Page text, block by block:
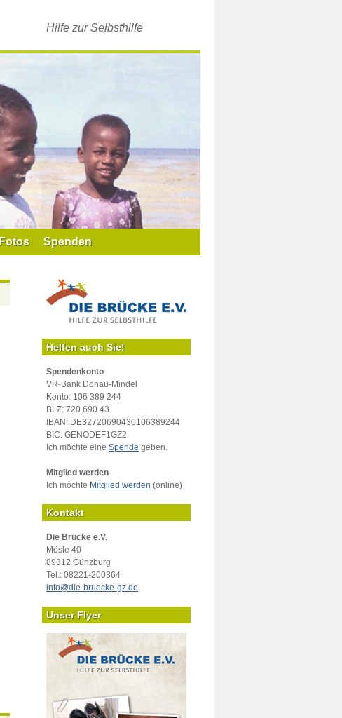
Hilfe zur Selbsthilfe
Fotos Spenden
Helfen auch Sie!
Spendenkonto
VR-Bank Donau-Mindel
Konto: 106 389 244
BLZ: 720 690 43
IBAN: DE32720690430106389244
BIC: GENODEF1GZ2
Ich möchte eine Spende geben.
Mitglied werden
Ich möchte Mitglied werden (online)
Kontakt
Die Brücke e.V.
Mösle 40
89312 Günzburg
Tel.: 08221-200364
info@die-bruecke-gz.de
Unser Flyer